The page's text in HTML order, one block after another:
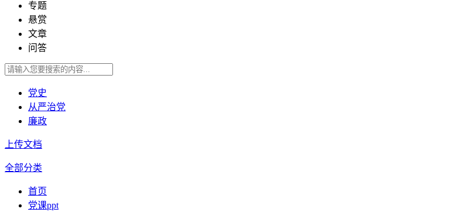
专题
悬赏
文章
问答
党史
从严治党
廉政
上传文档
全部分类
首页
党课ppt